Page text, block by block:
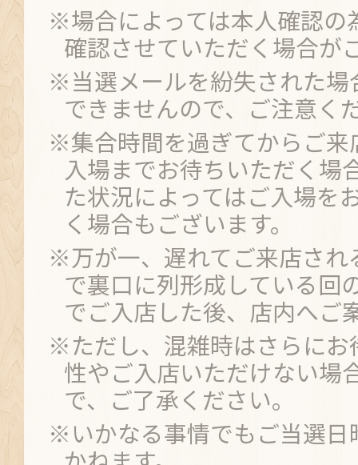
※場合によっては本人確認の
確認させていただく場合が
※当選メールを紛失された場
できませんので、ご注意く
※集合時間を過ぎてからご来
入場までお待ちいただく場
た状況によってはご入場を
く場合もございます。
※万が一、遅れてご来店され
で裏口に列形成している回
でご入店した後、店内へご
※ただし、混雑時はさらにお
性やご入店いただけない場
で、ご了承ください。
※いかなる事情でもご当選日